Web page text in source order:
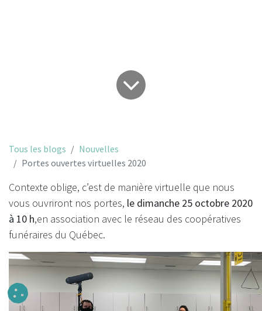
Tous les blogs
Nouvelles
Portes ouvertes virtuelles 2020
Contexte oblige, c’est de manière virtuelle que nous
vous ouvriront nos portes, le dimanche 25 octobre 2020
à 10 h,en association avec le réseau des coopératives
funéraires du Québec.